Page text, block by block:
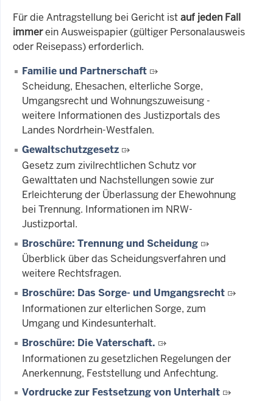
Für die Antragstellung bei Gericht istauf jeden Fall
immerein Ausweispapier (gültiger Personalausweis
oder Reisepass) erforderlich.
Familie und Partnerschaft
Scheidung, Ehesachen, elterliche Sorge,
Umgangsrecht und Wohnungszuweisung -
weitere Informationen des Justizportals des
Landes Nordrhein-Westfalen.
Gewaltschutzgesetz
Gesetz zum zivilrechtlichen Schutz vor
Gewalttaten und Nachstellungen sowie zur
Erleichterung der Überlassung der Ehewohnung
bei Trennung. Informationen im NRW-
Justizportal.
Broschüre: Trennung und Scheidung
Überblick über das Scheidungsverfahren und
weitere Rechtsfragen.
Broschüre: Das Sorge- und Umgangsrecht
Informationen zur elterlichen Sorge, zum
Umgang und Kindesunterhalt.
Broschüre: Die Vaterschaft.
Informationen zu gesetzlichen Regelungen der
Anerkennung, Feststellung und Anfechtung.
Vordrucke zur Festsetzung von Unterhalt